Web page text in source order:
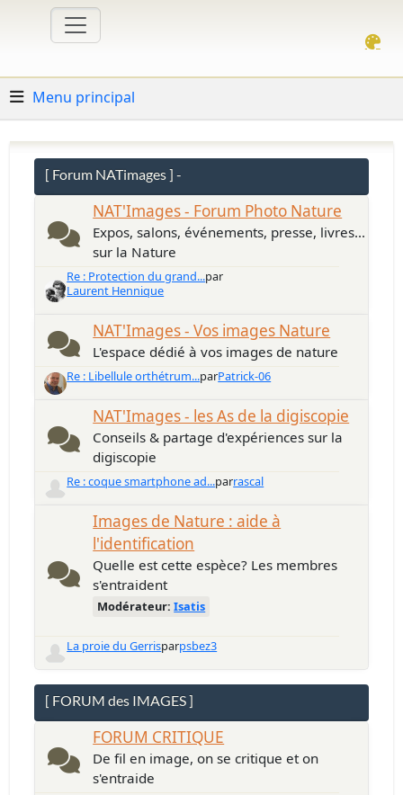
Menu principal
[ Forum NATimages ] -
NAT'Images - Forum Photo Nature
Expos, salons, événements, presse, livres...
sur la Nature
Re : Protection du grand...par
Laurent Hennique
NAT'Images - Vos images Nature
L'espace dédié à vos images de nature
Re : Libellule orthétrum...parPatrick-06
NAT'Images - les As de la digiscopie
Conseils & partage d'expériences sur la
digiscopie
Re : coque smartphone ad...parrascal
Images de Nature : aide à
l'identification
Quelle est cette espèce? Les membres
s'entraident
Modérateur:Isatis
La proie du Gerrisparpsbez3
[ FORUM des IMAGES ]
FORUM CRITIQUE
De fil en image, on se critique et on
s'entraide